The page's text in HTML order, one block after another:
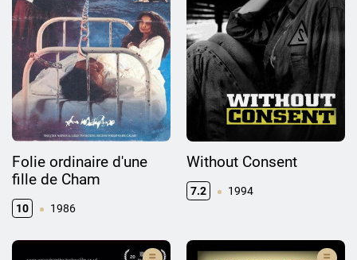
Folie ordinaire d'une
fille de Cham
10 1986
Without Consent
7.2 1994